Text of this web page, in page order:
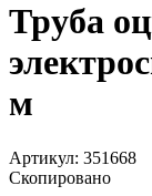
Труба
м
Артикул: 351668
Скопировано